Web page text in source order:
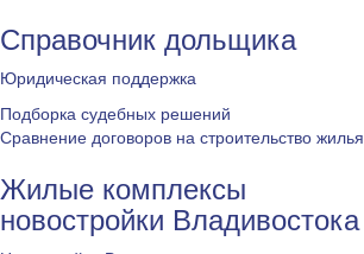
Справочник дольщика
Юридическая поддержка
Подборка судебных решений
Сравнение договоров на строительство жилья
Жилые комплексы
новостройки Владивостока